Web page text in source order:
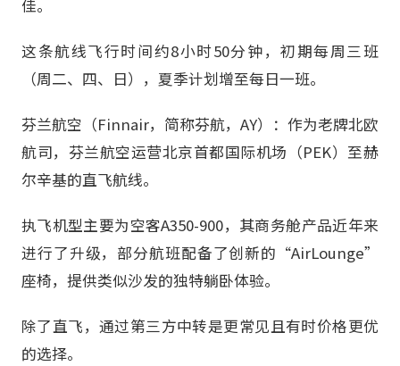
佳。
这条航线飞行时间约8小时50分钟，初期每周三班
（周二、四、日），夏季计划增至每日一班。
芬兰航空（Finnair，简称芬航，AY）：作为老牌北欧
航司，芬兰航空运营北京首都国际机场（PEK）至赫
尔辛基的直飞航线。
执飞机型主要为空客A350-900，其商务舱产品近年来
进行了升级，部分航班配备了创新的“AirLounge”
座椅，提供类似沙发的独特躺卧体验。
除了直飞，通过第三方中转是更常见且有时价格更优
的选择。